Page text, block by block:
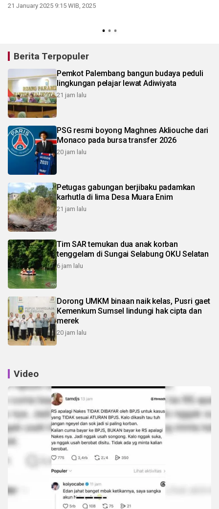
21 January 2025 9:15 WIB, 2025
Berita Terpopuler
Pemkot Palembang bangun budaya peduli
lingkungan pelajar lewat Adiwiyata
21 jam lalu
PSG resmi boyong Maghnes Akliouche dari
Monaco pada bursa transfer 2026
20 jam lalu
Petugas gabungan berjibaku padamkan
karhutla di lima Desa Muara Enim
21 jam lalu
Tim SAR temukan dua anak korban
tenggelam di Sungai Selabung OKU Selatan
6 jam lalu
Dorong UMKM binaan naik kelas, Pusri gaet
Kemenkum Sumsel lindungi hak cipta dan
merek
20 jam lalu
Video